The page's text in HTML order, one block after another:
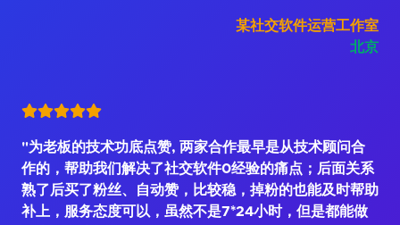
某社交软件运营工作室
北京
"为老板的技术功底点赞, 两家合作最早是从技术顾问合
作的，帮助我们解决了社交软件0经验的痛点；后面关系
熟了后买了粉丝、自动赞，比较稳，掉粉的也能及时帮助
补上，服务态度可以，虽然不是7*24小时，但是都能做